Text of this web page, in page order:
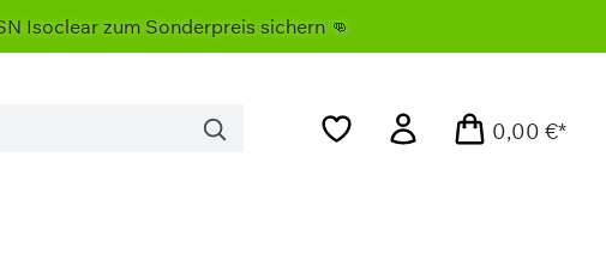
zum Sonderpreis sichern 👊
0,00 €*